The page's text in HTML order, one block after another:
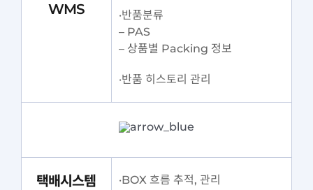
WMS
·반품분류
– PAS
– 상품별 Packing 정보
·반품 히스토리 관리
택배시스템 ·BOX 흐름 추적, 관리